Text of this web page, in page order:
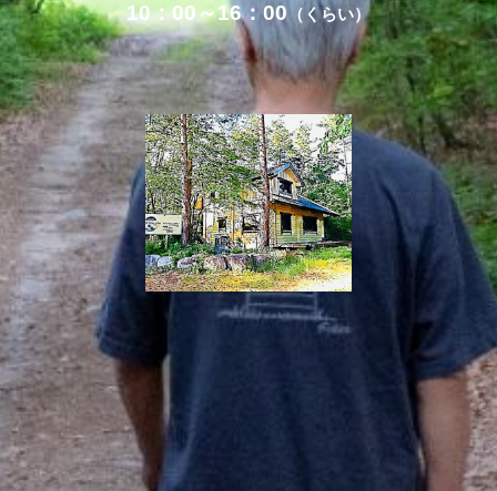
10：00～16：00 （くらい）